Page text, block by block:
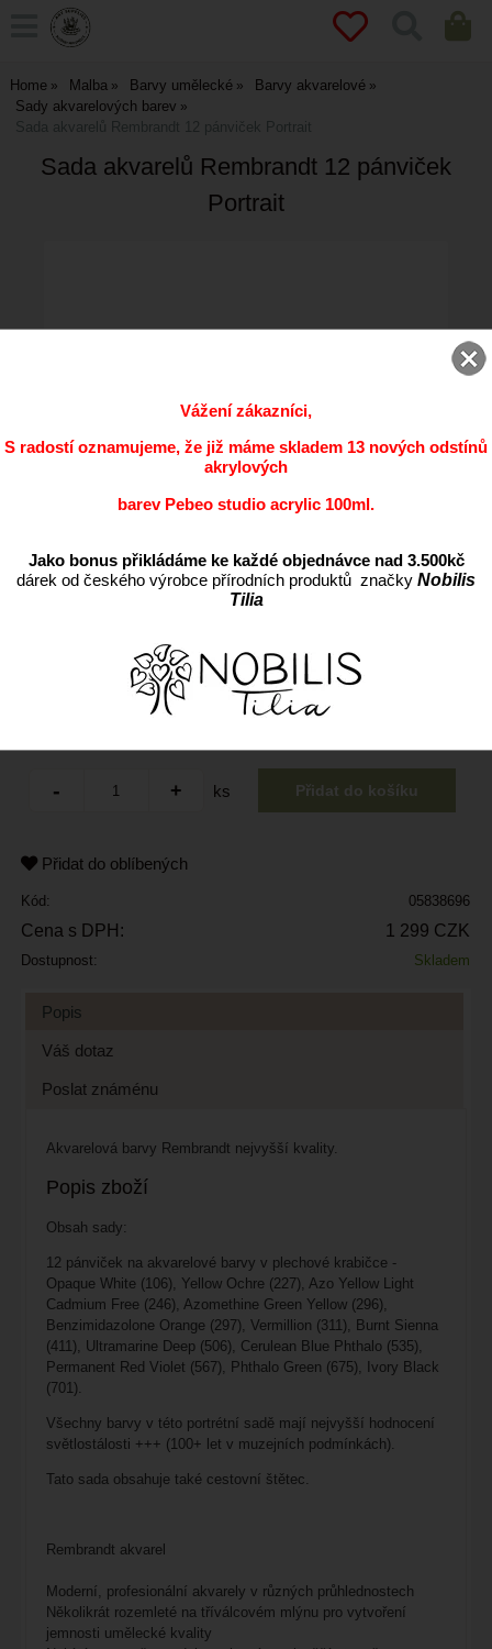
Home Malba Barvy umělecké
Barvy akvarelové
Sady akvarelových barev
Sada akvarelů Rembrandt 12 pánviček Portrait
Sada akvarelů Rembrandt 12 pánviček
Portrait
ks
Přidat do oblíbených
Kód: 05838696
Cena s DPH: 1 299 CZK
Dostupnost: Skladem
Popis
Váš dotaz
Poslat známénu
Akvarelová barvy Rembrandt nejvyšší kvality.
Popis zboží
Obsah sady:
12 pánviček na akvarelové barvy v plechové krabičce -
Opaque White (106), Yellow Ochre (227), Azo Yellow Light
Cadmium Free (246), Azomethine Green Yellow (296),
Benzimidazolone Orange (297), Vermillion (311), Burnt Sienna
(411), Ultramarine Deep (506), Cerulean Blue Phthalo (535),
Permanent Red Violet (567), Phthalo Green (675), Ivory Black
(701).
Všechny barvy v této portrétní sadě mají nejvyšší hodnocení
světlostálosti +++ (100+ let v muzejních podmínkách).
Tato sada obsahuje také cestovní štětec.
Rembrandt akvarel
Moderní, profesionální akvarely v různých průhlednostech
Několikrát rozemleté na tříválcovém mlýnu pro vytvoření
jemnosti umělecké kvality
Vážení zákazníci,
S radostí oznamujeme, že již máme skladem 13 nových odstínů
akrylových
barev Pebeo studio acrylic 100ml.
Jako bonus přikládáme ke každé objednávce nad 3.500kč
dárek od českého výrobce přírodních produktů značky Nobilis
Tilia